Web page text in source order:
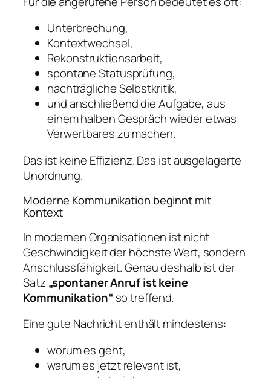
Unterbrechung,
Kontextwechsel,
Rekonstruktionsarbeit,
spontane Statusprüfung,
nachträgliche Selbstkritik,
und anschließend die Aufgabe, aus
einem halben Gespräch wieder etwas
Verwertbares zu machen.
Das ist keine Effizienz. Das ist ausgelagerte
Unordnung.
Moderne Kommunikation beginnt mit
Kontext
In modernen Organisationen ist nicht
Geschwindigkeit der höchste Wert, sondern
Anschlussfähigkeit. Genau deshalb ist der
Satz „spontaner Anruf ist keine
Kommunikation“ so treffend.
Eine gute Nachricht enthält mindestens:
worum es geht,
warum es jetzt relevant ist,